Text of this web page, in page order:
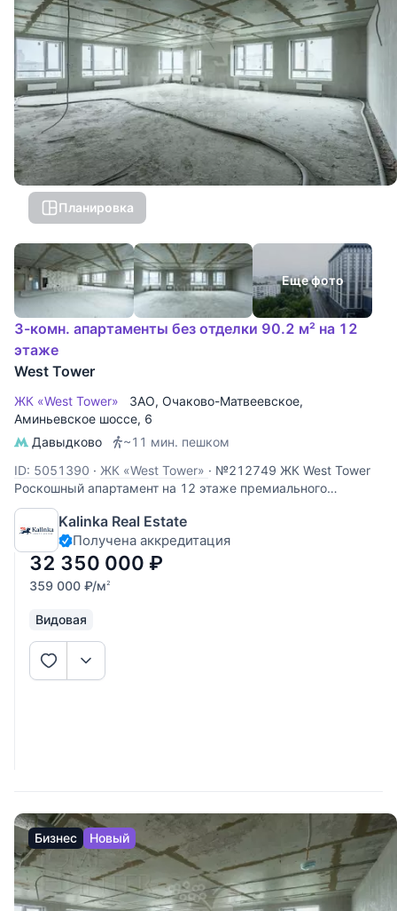
Планировка
Еще фото
3-комн. апартаменты без отделки 90.2 м² на 12
этаже
West Tower
ЖК «West Tower» ЗАО, Очаково-Матвеевское,
Аминьевское шоссе, 6
Давыдково
~11 мин. пешком
ID: 5051390 · ЖК «West Tower» · №212749 ЖК West Tower
Роскошный апартамент на 12 этаже премиального
комплекса West Tower. Этот объект идеально подходит для
личного проживания или сдачи в аренду с высокой
доходностью. Панорамные виды: высокий 12 этаж
открывает захватывающий
Kalinka Real Estate
Получена аккредитация
32 350 000 ₽
359 000 ₽/м2
Видовая
Бизнес Новый